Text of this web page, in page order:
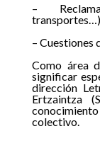
–
– Cuestiones
Como área
significar
dirección
Ertzaintza
colectivo.